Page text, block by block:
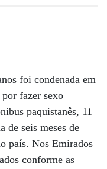
foi condenada em
fazer sexo
paquistanês, 11
de seis meses de
país. Nos Emirados
conforme as